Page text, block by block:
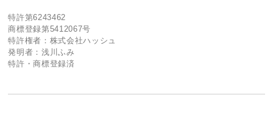
特許第6243462
商標登録第5412067号
特許権者：株式会社ハッシュ
発明者：浅川ふみ
特許・商標登録済